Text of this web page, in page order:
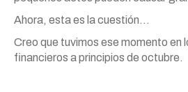
Ahora, esta es la cuestión…
Creo que tuvimos ese momento en
financieros a principios de octubre.